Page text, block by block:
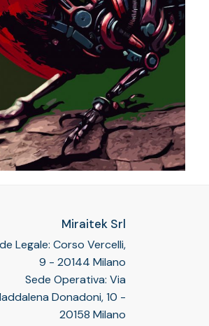
Miraitek Srl
Legale: Corso Vercelli,
9 - 20144 Milano
Sede Operativa: Via
Donadoni, 10 -
20158 Milano